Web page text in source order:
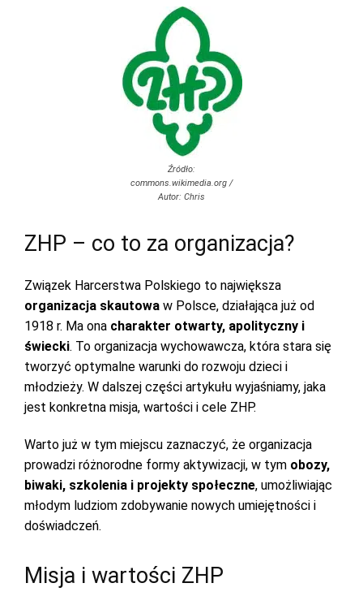
Źródło:
commons.wikimedia.org /
Autor: Chris
ZHP – co to za organizacja?
Związek Harcerstwa Polskiego to największa
organizacja skautowa w Polsce, działająca już od
1918 r. Ma ona charakter otwarty, apolityczny i
świecki. To organizacja wychowawcza, która stara się
tworzyć optymalne warunki do rozwoju dzieci i
młodzieży. W dalszej części artykułu wyjaśniamy, jaka
jest konkretna misja, wartości i cele ZHP.
Warto już w tym miejscu zaznaczyć, że organizacja
prowadzi różnorodne formy aktywizacji, w tym obozy,
biwaki, szkolenia i projekty społeczne, umożliwiając
młodym ludziom zdobywanie nowych umiejętności i
doświadczeń.
Misja i wartości ZHP